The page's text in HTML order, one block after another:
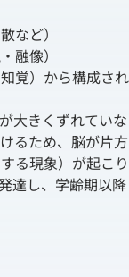
など）
融像）
覚）から構成され
大きくずれていな
るため、脳が片方
る現象）が起こり
達し、学齢期以降